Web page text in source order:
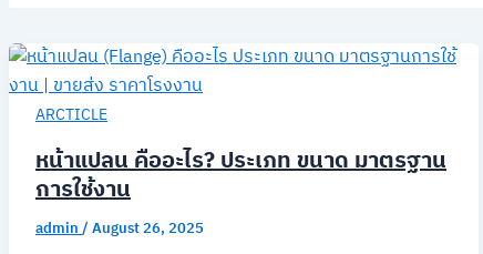
ARCTICLE
หน้าแปลน คืออะไร? ประเภท ขนาด มาตรฐาน
การใช้งาน
admin/August 26, 2025